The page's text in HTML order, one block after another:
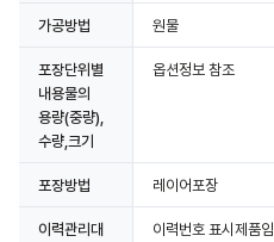
가공방법 원물
포장단위별
내용물의
용량(중량),
수량,크기
옵션정보 참조
포장방법 레이어포장
이력관리대
이력번호 표시제품임